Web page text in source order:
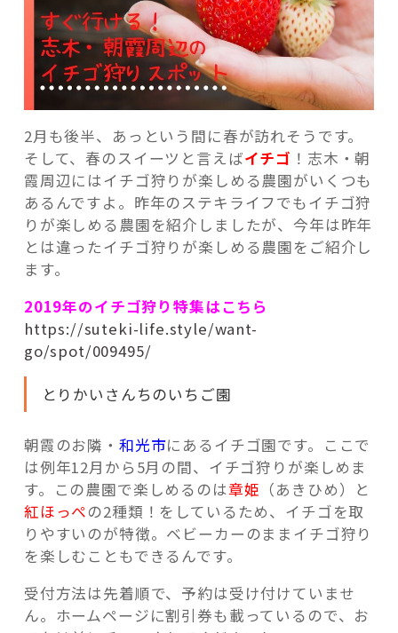
2月も後半、あっという間に春が訪れそうです。
そして、春のスイーツと言えばイチゴ ！志木・朝
霞周辺にはイチゴ狩りが楽しめる農園がいくつも
あるんですよ。昨年のステキライフでもイチゴ狩
りが楽しめる農園を紹介しましたが、今年は昨年
とは違ったイチゴ狩りが楽しめる農園をご紹介し
ます。
2019年のイチゴ狩り特集はこちら
https://suteki-life.style/want-
go/spot/009495/
とりかいさんちのいちご園
朝霞のお隣・ 和光市にあるイチゴ園です。ここで
は例年12月から5月の間、イチゴ狩りが楽しめま
す。この農園で楽しめるのは章姫 （あきひめ）と
紅ほっぺの2種類！をしているため、イチゴを取
りやすいのが特徴。ベビーカーのままイチゴ狩り
を楽しむこともできるんです。
受付方法は先着順で、予約は受け付けていませ
ん。ホームページに割引券も載っているので、お